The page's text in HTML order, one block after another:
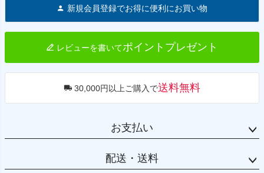
へ
新規会員登録でお得に便利にお買い物
レビューを書いてポイントプレゼント
30,000円以上ご購入で送料無料
お支払い
配送・送料